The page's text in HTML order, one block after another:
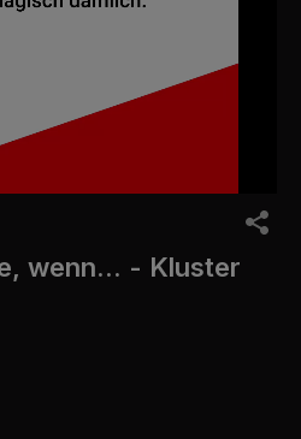
wenn... - Kluster